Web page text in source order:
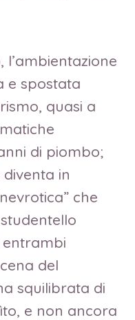
l’ambientazione
e spostata
quasi a
di piombo;
in
che
entrambi
del
squilibrata di
e non ancora